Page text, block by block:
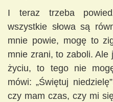
I teraz trzeba
wszystkie słowa są
mnie powie, mogę to
mnie zrani, to zaboli.
życiu, to tego nie
mówi: „Świętuj
czy mam czas, czy mi